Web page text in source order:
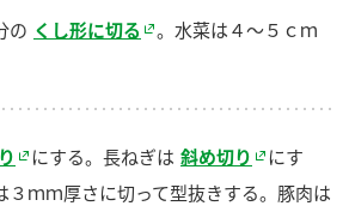
の くし形に切る
。水菜は４～５ｃｍ
にする。長ねぎは 斜め切り
にす
３ｍｍ厚さに切って型抜きする。豚肉は